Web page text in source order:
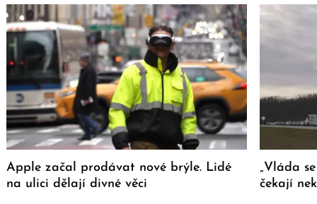
Apple začal prodávat nové brýle. Lidé
na ulici dělají divné věci
„Vláda
čekají